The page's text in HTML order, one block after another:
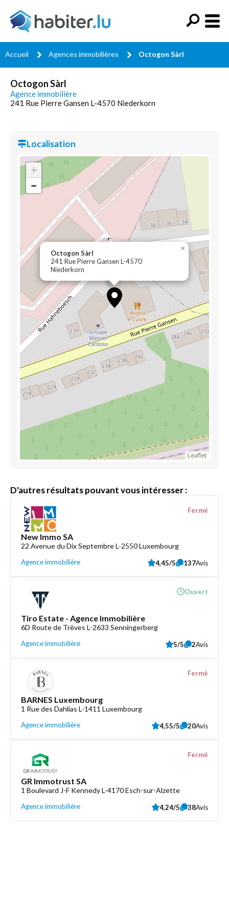
Accueil Agences immobilières Octogon Sàrl
Octogon Sàrl
Agence immobilière
241 Rue Pierre Gansen L-4570 Niederkorn
Localisation
Octogon Sàrl
241 Rue Pierre Gansen L-4570
Niederkorn
×
+
−
Leaflet
D'autres résultats pouvant vous intéresser :
New Immo SA
22 Avenue du Dix Septembre L-2550 Luxembourg
Agence immobilière
Fermé
4,45/5 137Avis
Tiro Estate - Agence Immobilière
6D Route de Trèves L-2633 Senningerberg
Agence immobilière
Ouvert
5/5 2Avis
BARNES Luxembourg
1 Rue des Dahlias L-1411 Luxembourg
Agence immobilière
Fermé
4,55/5 20Avis
GR Immotrust SA
1 Boulevard J-F Kennedy L-4170 Esch-sur-Alzette
Agence immobilière
Fermé
4,24/5 38Avis